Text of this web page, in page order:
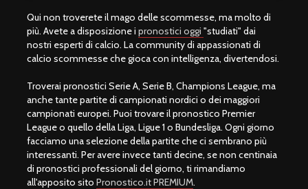
Qui non troverete il mago delle scommesse, ma molto di
più. Avete a disposizione i pronostici oggi "studiati" dai
nostri esperti di calcio. La community di appassionati di
calcio scommesse che gioca con intelligenza, divertendosi.
Troverai pronostici Serie A, Serie B, Champions League, ma
anche tante partite di campionati nordici o dei maggiori
campionati europei. Puoi trovare il pronostico Premier
League o quello della Liga, Ligue 1 o Bundesliga. Ogni giorno
facciamo una selezione della partite che ci sembrano più
interessanti. Per avere invece tanti decine, se non centinaia
di pronostici professionali del giorno, ti rimandiamo
all'apposito sito Pronostico.it PREMIUM.